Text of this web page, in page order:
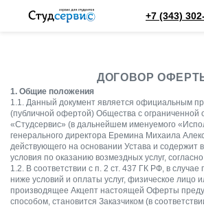
+7 (343)
ДОГОВОР
1. Общие положения
1.1. Данный документ является официальным
(публичной офертой) Общества с ограниченной
«Студсервис» (в дальнейшем именуемого
генерального директора Еремина Михаила
действующего на основании Устава и содержит
условия по оказанию возмездных услуг,
1.2. В соответствии с п. 2 ст. 437 ГК РФ, в
ниже условий и оплаты услуг, физическое лицо
производящее Акцепт настоящей Оферты
способом, становится Заказчиком (в